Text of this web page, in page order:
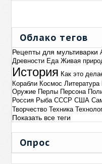
Облако тегов
Рецепты для мультиварки
Древности Еда Живая
История Как это
Корабли Космос Литература
Оружие Перлы Персона
Россия Рыба СССР США
Творчество Техника
Показать все теги
Опрос